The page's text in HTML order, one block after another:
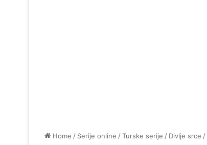
Home / Serije online /Turske serije / Divlje srce /